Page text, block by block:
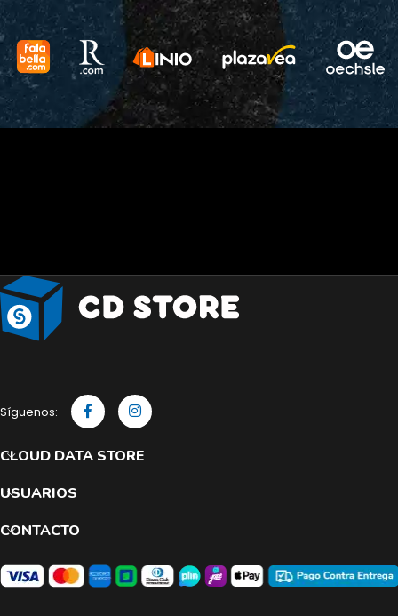
Síguenos:
CLOUD DATA STORE
USUARIOS
CONTACTO